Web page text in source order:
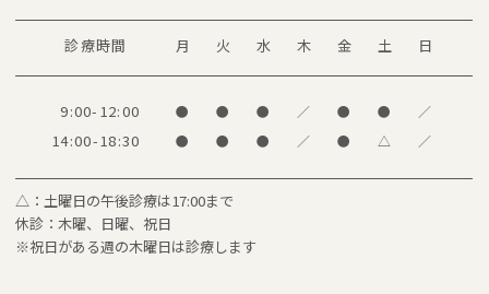
診療時間 月 火 水 木 金 土 日
9:00-12:00 ● ● ● ／ ● ● ／
14:00-18:30 ● ● ● ／ ● △ ／
△：土曜日の午後診療は17:00まで
休診：木曜、日曜、祝日
※祝日がある週の木曜日は診療します